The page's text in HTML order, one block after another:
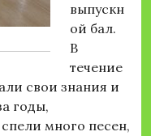
выпускн
ой бал.
В
течение
свои знания и
годы,
много песен,